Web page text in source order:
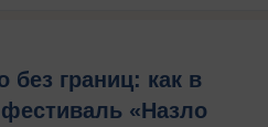
без границ: как в
«Назло